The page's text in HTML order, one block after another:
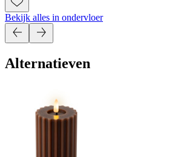
Bekijk alles in ondervloer
Alternatieven